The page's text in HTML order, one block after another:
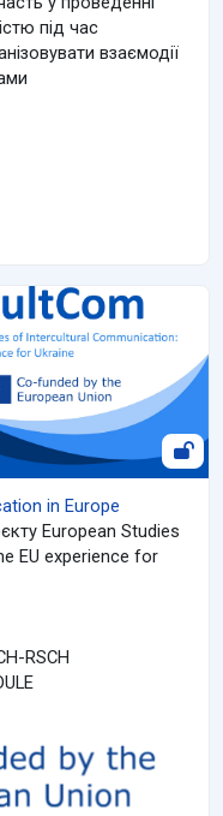
під час
взаємодії
in Europe
in Europe
European Studies
EU experience for
RSCH